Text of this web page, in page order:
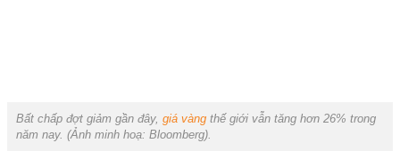
Bất chấp đợt giảm gần đây, giá vàng thế giới vẫn tăng hơn 26% trong
năm nay. (Ảnh minh hoạ: Bloomberg).